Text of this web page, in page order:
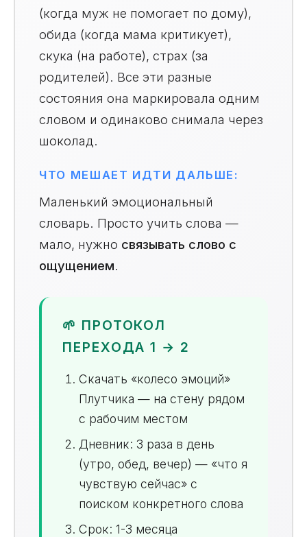
(когда муж не помогает по дому),
обида (когда мама критикует),
скука (на работе), страх (за
родителей). Все эти разные
состояния она маркировала одним
словом и одинаково снимала через
шоколад.
ЧТО МЕШАЕТ ИДТИ ДАЛЬШЕ:
Маленький эмоциональный
словарь. Просто учить слова —
мало, нужно связывать слово с
ощущением.
🌱 ПРОТОКОЛ
ПЕРЕХОДА 1 → 2
Скачать «колесо эмоций»
Плутчика — на стену рядом
с рабочим местом
Дневник: 3 раза в день
(утро, обед, вечер) — «что я
чувствую сейчас» с
поиском конкретного слова
Срок: 1-3 месяца